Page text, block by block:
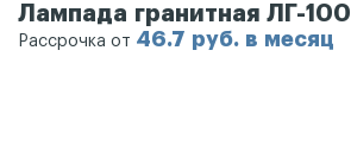
Лампада гранитная ЛГ-100
Рассрочка от 46.7 руб. в месяц